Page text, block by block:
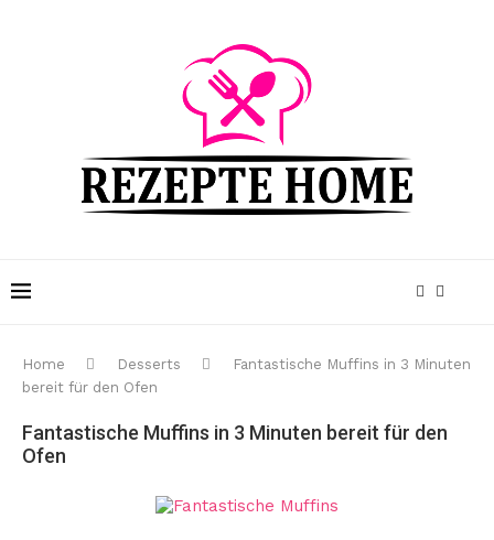
Home Desserts
Fantastische Muffins in 3 Minuten
bereit für den Ofen
Fantastische Muffins in 3 Minuten bereit für den
Ofen